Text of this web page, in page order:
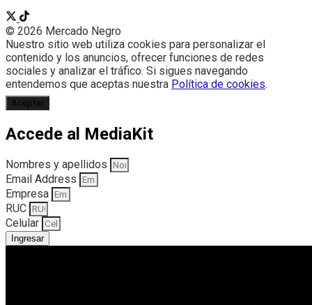
© 2026 Mercado Negro
Nuestro sitio web utiliza cookies para personalizar el
contenido y los anuncios, ofrecer funciones de redes
sociales y analizar el tráfico. Si sigues navegando
entendemos que aceptas nuestra Política de cookies.
Aceptar
Accede al MediaKit
Nombres y apellidos
Email Address
Empresa
RUC
Celular
Ingresar